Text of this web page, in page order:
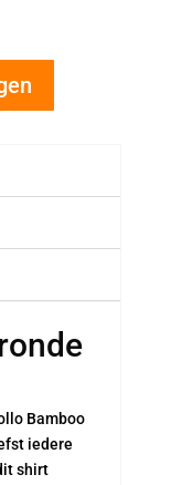
Bamboo
iedere
shirt